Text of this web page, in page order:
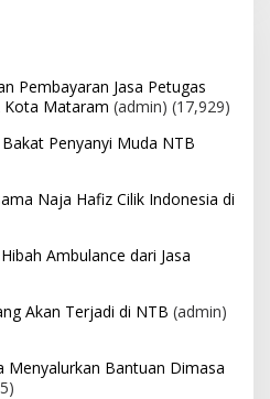
Pembayaran Jasa Petugas
Kota Mataram (admin) (17,929)
Penyanyi Muda NTB
Naja Hafiz Cilik Indonesia di
Ambulance dari Jasa
Akan Terjadi di NTB (admin)
Menyalurkan Bantuan Dimasa